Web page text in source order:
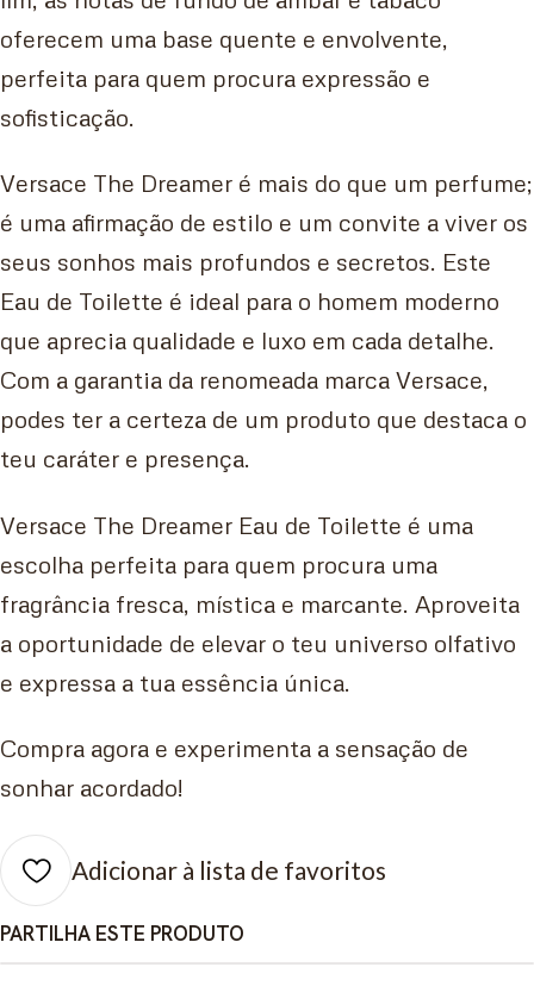
oferecem uma base quente e envolvente,
perfeita para quem procura expressão e
sofisticação.
Versace The Dreamer é mais do que um perfume;
é uma afirmação de estilo e um convite a viver os
seus sonhos mais profundos e secretos. Este
Eau de Toilette é ideal para o homem moderno
que aprecia qualidade e luxo em cada detalhe.
Com a garantia da renomeada marca Versace,
podes ter a certeza de um produto que destaca o
teu caráter e presença.
Versace The Dreamer Eau de Toilette é uma
escolha perfeita para quem procura uma
fragrância fresca, mística e marcante. Aproveita
a oportunidade de elevar o teu universo olfativo
e expressa a tua essência única.
Compra agora e experimenta a sensação de
sonhar acordado!
Adicionar à lista de favoritos
PARTILHA ESTE PRODUTO